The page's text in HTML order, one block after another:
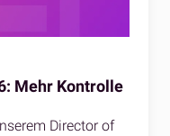
Mehr Kontrolle
Director of